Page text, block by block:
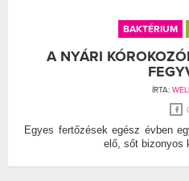
BAKTÉRIUM
A NYÁRI
ÍRTA:
Egyes fertőzések egész évben
elő, sőt bizonyos